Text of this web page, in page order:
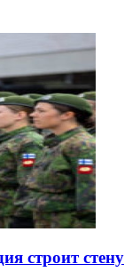
строит стену